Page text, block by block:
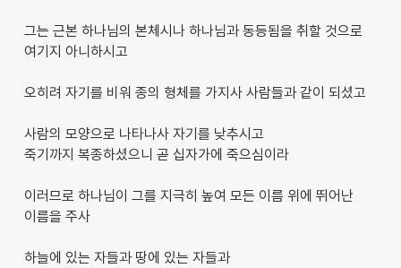
그는 근본 하나님의 본체시나 하나님과 동등됨을 취할 것으로
여기지 아니하시고
오히려 자기를 비워 종의 형체를 가지사 사람들과 같이 되셨고
사람의 모양으로 나타나사 자기를 낮추시고
죽기까지 복종하셨으니 곧 십자가에 죽으심이라
이러므로 하나님이 그를 지극히 높여 모든 이름 위에 뛰어난
이름을 주사
하늘에 있는 자들과 땅에 있는 자들과